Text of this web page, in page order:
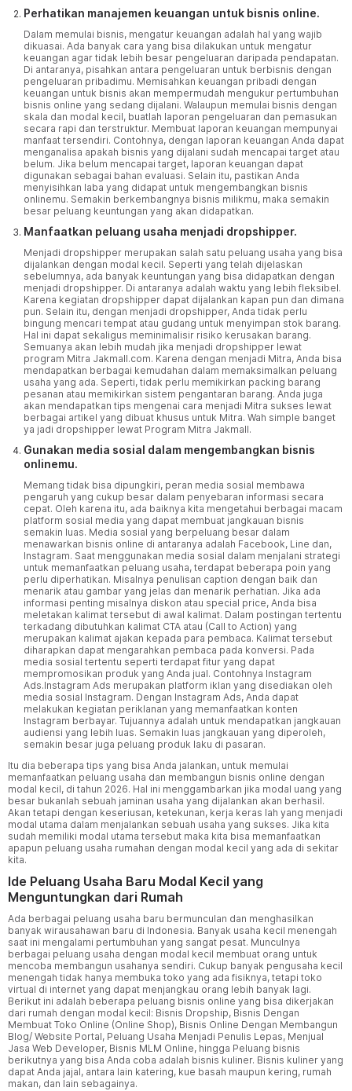
Perhatikan manajemen keuangan untuk bisnis online.
Dalam memulai bisnis, mengatur keuangan adalah hal yang wajib
dikuasai. Ada banyak cara yang bisa dilakukan untuk mengatur
keuangan agar tidak lebih besar pengeluaran daripada pendapatan.
Di antaranya, pisahkan antara pengeluaran untuk berbisnis dengan
pengeluaran pribadimu. Memisahkan keuangan pribadi dengan
keuangan untuk bisnis akan mempermudah mengukur pertumbuhan
bisnis online yang sedang dijalani. Walaupun memulai bisnis dengan
skala dan modal kecil, buatlah laporan pengeluaran dan pemasukan
secara rapi dan terstruktur. Membuat laporan keuangan mempunyai
manfaat tersendiri. Contohnya, dengan laporan keuangan Anda dapat
menganalisa apakah bisnis yang dijalani sudah mencapai target atau
belum. Jika belum mencapai target, laporan keuangan dapat
digunakan sebagai bahan evaluasi. Selain itu, pastikan Anda
menyisihkan laba yang didapat untuk mengembangkan bisnis
onlinemu. Semakin berkembangnya bisnis milikmu, maka semakin
besar peluang keuntungan yang akan didapatkan.
Manfaatkan peluang usaha menjadi dropshipper.
Menjadi dropshipper merupakan salah satu peluang usaha yang bisa
dijalankan dengan modal kecil. Seperti yang telah dijelaskan
sebelumnya, ada banyak keuntungan yang bisa didapatkan dengan
menjadi dropshipper. Di antaranya adalah waktu yang lebih fleksibel.
Karena kegiatan dropshipper dapat dijalankan kapan pun dan dimana
pun. Selain itu, dengan menjadi dropshipper, Anda tidak perlu
bingung mencari tempat atau gudang untuk menyimpan stok barang.
Hal ini dapat sekaligus meminimalisir risiko kerusakan barang.
Semuanya akan lebih mudah jika menjadi dropshipper lewat
program Mitra Jakmall.com. Karena dengan menjadi Mitra, Anda bisa
mendapatkan berbagai kemudahan dalam memaksimalkan peluang
usaha yang ada. Seperti, tidak perlu memikirkan packing barang
pesanan atau memikirkan sistem pengantaran barang. Anda juga
akan mendapatkan tips mengenai cara menjadi Mitra sukses lewat
berbagai artikel yang dibuat khusus untuk Mitra. Wah simple banget
ya jadi dropshipper lewat Program Mitra Jakmall.
Gunakan media sosial dalam mengembangkan bisnis
onlinemu.
Memang tidak bisa dipungkiri, peran media sosial membawa
pengaruh yang cukup besar dalam penyebaran informasi secara
cepat. Oleh karena itu, ada baiknya kita mengetahui berbagai macam
platform sosial media yang dapat membuat jangkauan bisnis
semakin luas. Media sosial yang berpeluang besar dalam
menawarkan bisnis online di antaranya adalah Facebook, Line dan,
Instagram. Saat menggunakan media sosial dalam menjalani strategi
untuk memanfaatkan peluang usaha, terdapat beberapa poin yang
perlu diperhatikan. Misalnya penulisan caption dengan baik dan
menarik atau gambar yang jelas dan menarik perhatian. Jika ada
informasi penting misalnya diskon atau special price, Anda bisa
meletakan kalimat tersebut di awal kalimat. Dalam postingan tertentu
terkadang dibutuhkan kalimat CTA atau (Call to Action) yang
merupakan kalimat ajakan kepada para pembaca. Kalimat tersebut
diharapkan dapat mengarahkan pembaca pada konversi. Pada
media sosial tertentu seperti terdapat fitur yang dapat
mempromosikan produk yang Anda jual. Contohnya Instagram
Ads.Instagram Ads merupakan platform iklan yang disediakan oleh
media sosial Instagram. Dengan Instagram Ads, Anda dapat
melakukan kegiatan periklanan yang memanfaatkan konten
Instagram berbayar. Tujuannya adalah untuk mendapatkan jangkauan
audiensi yang lebih luas. Semakin luas jangkauan yang diperoleh,
semakin besar juga peluang produk laku di pasaran.
Itu dia beberapa tips yang bisa Anda jalankan, untuk memulai
memanfaatkan peluang usaha dan membangun bisnis online dengan
modal kecil, di tahun 2026. Hal ini menggambarkan jika modal uang yang
besar bukanlah sebuah jaminan usaha yang dijalankan akan berhasil.
Akan tetapi dengan keseriusan, ketekunan, kerja keras lah yang menjadi
modal utama dalam menjalankan sebuah usaha yang sukses. Jika kita
sudah memiliki modal utama tersebut maka kita bisa memanfaatkan
apapun peluang usaha rumahan dengan modal kecil yang ada di sekitar
kita.
Ide Peluang Usaha Baru Modal Kecil yang
Menguntungkan dari Rumah
Ada berbagai peluang usaha baru bermunculan dan menghasilkan
banyak wirausahawan baru di Indonesia. Banyak usaha kecil menengah
saat ini mengalami pertumbuhan yang sangat pesat. Munculnya
berbagai peluang usaha dengan modal kecil membuat orang untuk
mencoba membangun usahanya sendiri. Cukup banyak pengusaha kecil
menengah tidak hanya membuka toko yang ada fisiknya, tetapi toko
virtual di internet yang dapat menjangkau orang lebih banyak lagi.
Berikut ini adalah beberapa peluang bisnis online yang bisa dikerjakan
dari rumah dengan modal kecil: Bisnis Dropship, Bisnis Dengan
Membuat Toko Online (Online Shop), Bisnis Online Dengan Membangun
Blog/ Website Portal, Peluang Usaha Menjadi Penulis Lepas, Menjual
Jasa Web Developer, Bisnis MLM Online, hingga Peluang bisnis
berikutnya yang bisa Anda coba adalah bisnis kuliner. Bisnis kuliner yang
dapat Anda jajal, antara lain katering, kue basah maupun kering, rumah
makan, dan lain sebagainya.